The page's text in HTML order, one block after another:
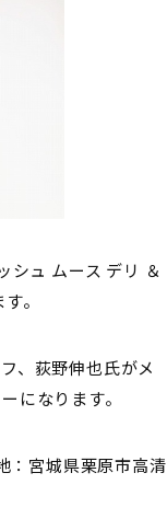
ュ ムース デリ ＆
。
、荻野伸也氏がメ
になります。
：宮城県栗原市高清